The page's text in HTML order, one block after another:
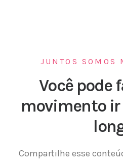
JUNTOS SOMOS
Você pode
movimento
Compartilhe esse